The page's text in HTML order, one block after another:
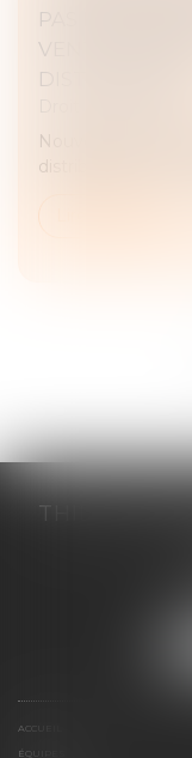
PAS DES
VENTE
DISTRIBUTEUR !
Nouvel arrêt
distribution où la
THILL-
ACCUEIL
ÉQUIPES